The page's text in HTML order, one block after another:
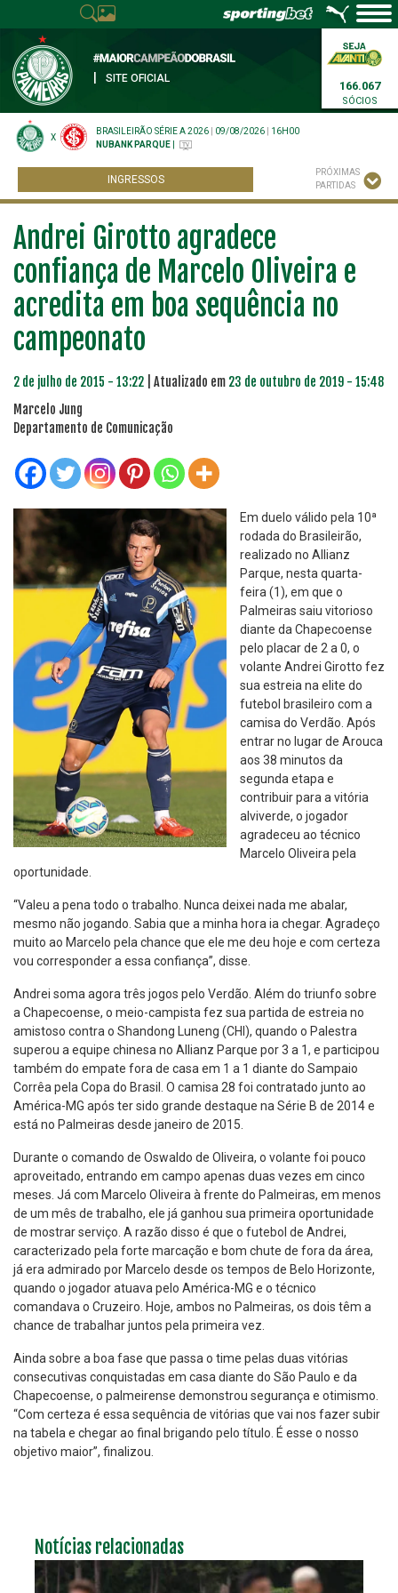
SITE OFICIAL
166.067
SÓCIOS
X
BRASILEIRÃO SÉRIE A 2026 09/08/2026
16H00
NUBANK PARQUE
INGRESSOS
PRÓXIMAS
PARTIDAS
Andrei Girotto agradece
confiança de Marcelo Oliveira e
acredita em boa sequência no
campeonato
2 de julho de 2015 - 13:22 | Atualizado em 23 de outubro de 2019 - 15:48
Marcelo Jung
Departamento de Comunicação
Em duelo válido pela 10ª
rodada do Brasileirão,
realizado no Allianz
Parque, nesta quarta-
feira (1), em que o
Palmeiras saiu vitorioso
diante da Chapecoense
pelo placar de 2 a 0, o
volante Andrei Girotto fez
sua estreia na elite do
futebol brasileiro com a
camisa do Verdão. Após
entrar no lugar de Arouca
aos 38 minutos da
segunda etapa e
contribuir para a vitória
alviverde, o jogador
agradeceu ao técnico
Marcelo Oliveira pela
oportunidade.
“Valeu a pena todo o trabalho. Nunca deixei nada me abalar,
mesmo não jogando. Sabia que a minha hora ia chegar. Agradeço
muito ao Marcelo pela chance que ele me deu hoje e com certeza
vou corresponder a essa confiança”, disse.
Andrei soma agora três jogos pelo Verdão. Além do triunfo sobre
a Chapecoense, o meio-campista fez sua partida de estreia no
amistoso contra o Shandong Luneng (CHI), quando o Palestra
superou a equipe chinesa no Allianz Parque por 3 a 1, e participou
também do empate fora de casa em 1 a 1 diante do Sampaio
Corrêa pela Copa do Brasil. O camisa 28 foi contratado junto ao
América-MG após ter sido grande destaque na Série B de 2014 e
está no Palmeiras desde janeiro de 2015.
Durante o comando de Oswaldo de Oliveira, o volante foi pouco
aproveitado, entrando em campo apenas duas vezes em cinco
meses. Já com Marcelo Oliveira à frente do Palmeiras, em menos
de um mês de trabalho, ele já ganhou sua primeira oportunidade
de mostrar serviço. A razão disso é que o futebol de Andrei,
caracterizado pela forte marcação e bom chute de fora da área,
já era admirado por Marcelo desde os tempos de Belo Horizonte,
quando o jogador atuava pelo América-MG e o técnico
comandava o Cruzeiro. Hoje, ambos no Palmeiras, os dois têm a
chance de trabalhar juntos pela primeira vez.
Ainda sobre a boa fase que passa o time pelas duas vitórias
consecutivas conquistadas em casa diante do São Paulo e da
Chapecoense, o palmeirense demonstrou segurança e otimismo.
“Com certeza é essa sequência de vitórias que vai nos fazer subir
na tabela e chegar ao final brigando pelo título. É esse o nosso
objetivo maior”, finalizou.
Notícias relacionadas